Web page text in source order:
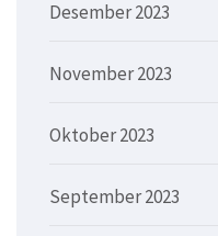
Desember 2023
November 2023
Oktober 2023
September 2023